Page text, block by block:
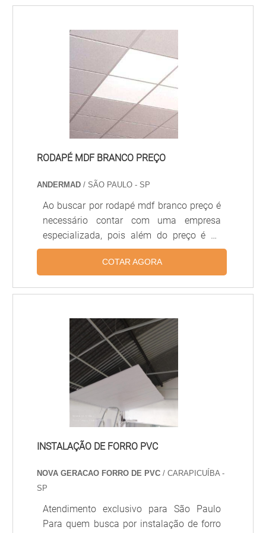
dos primeiros materiais usados para o
vantagens do piso pronto de madeira Com
excelente custo-benefício,o investimento
em pisos de madeira agrega valor ao
espaço e também tem pouca necessidade
de manutenção, o que reduz gastos.
RODAPÉ MDF BRANCO PREÇO
ANDERMAD / SÃO PAULO - SP
Ao buscar por rodapé mdf branco preço é
necessário contar com uma empresa
especializada, pois além do preço é de
suma importância contar com a qualidade
do produto. Especificidades do rodapé
componente importante da decoração,
bases das paredes contra batidas. O
rodapé oferece os seguintes benefícios:
Leveza; Resistência; Agilidade e maior
facilidade em sua instalação; E muitos
outros. A Andermad é uma empresa
especial.
COTAR AGORA
INSTALAÇÃO DE FORRO PVC
NOVA GERACAO FORRO DE PVC / CARAPICUÍBA -
SP
Atendimento exclusivo para São Paulo
Para quem busca por instalação de forro